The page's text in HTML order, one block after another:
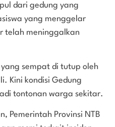
dari gedung yang
yang menggelar
telah meninggalkan
sempat di tutup oleh
Kini kondisi Gedung
tontonan warga sekitar.
Pemerintah Provinsi NTB